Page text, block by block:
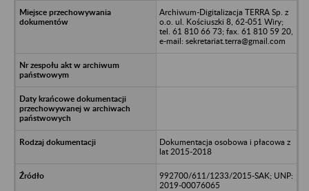
Archiwum-Digitalizacja TERRA Sp. z
o.o. ul. Kościuszki 8, 62-051 Wiry;
tel. 61 810 66 73; fax. 61 810 59 20,
e-mail: sekretariat.terra@gmail.com
Dokumentacja osobowa i płacowa z
lat 2015-2018
992700/611/1233/2015-SAK; UNP:
2019-00076065